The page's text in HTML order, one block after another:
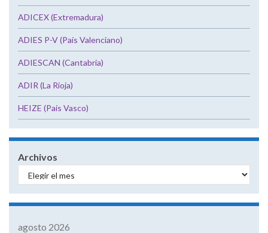
ADICEX (Extremadura)
ADIES P-V (País Valenciano)
ADIESCAN (Cantabria)
ADIR (La Rioja)
HEIZE (País Vasco)
Archivos
agosto 2026